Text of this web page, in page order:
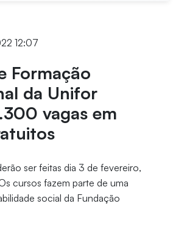
12:07
Formação
da Unifor
vagas em
ser feitas dia 3 de fevereiro,
cursos fazem parte de uma
social da Fundação